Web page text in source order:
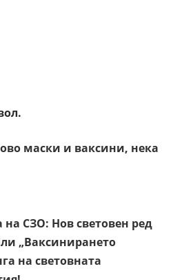
маски и ваксини, нека
СЗО: Нов световен ред
„Ваксинирането
на световната